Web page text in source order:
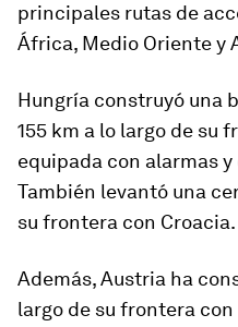
principales rutas de
África, Medio Oriente y
Hungría construyó una
155 km a lo largo de su
equipada con alarmas
También levantó una
su frontera con Croacia.
Además,Austria ha
largo de su frontera con